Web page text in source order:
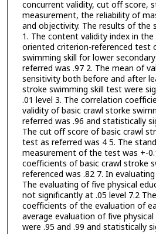
concurrent validity, cut off score,
measurement, the reliability of
and objectivity. The results of the
1. The content validity index in
oriented criterion-referenced test
swimming skill for lower
referred was .97 2. The mean of
sensitivity both before and after
stroke swimming skill test were
.01 level 3. The correlation
validity of basic crawl storke
referred was .96 and statistically
The cut off score of basic crawl
test as referred was 4 5. The
measurement of the test was +-
coefficients of basic crawl stroke
referenced was .82 7. In
The evaluating of five physical
not significantly at .05 level 7.2
coefficients of the evaluation of
average evaluation of five
were .95 and .99 and statistically